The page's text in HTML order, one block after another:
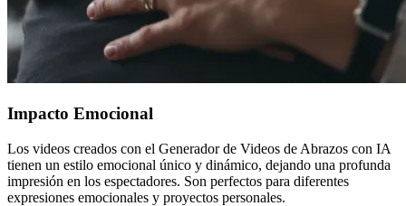
Impacto Emocional
Los videos creados con el Generador de Videos de Abrazos con IA
tienen un estilo emocional único y dinámico, dejando una profunda
impresión en los espectadores. Son perfectos para diferentes
expresiones emocionales y proyectos personales.